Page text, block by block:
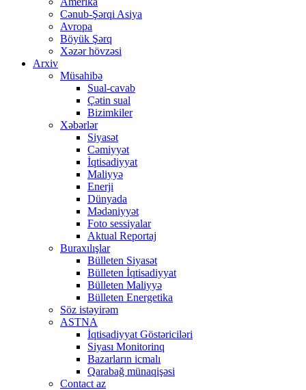
Cənub-Şərqi Asiya
Avropa
Böyük Şərq
Xəzər hövzəsi
Arxiv
Müsahibə
Sual-cavab
Çətin sual
Bizimkiler
Xəbərlər
Siyasət
Cəmiyyət
İqtisadiyyat
Maliyyə
Enerji
Dünyada
Mədəniyyət
Foto sessiyalar
Aktual Reportaj
Buraxılışlar
Bülleten Siyasət
Bülleten İqtisadiyyat
Bülleten Maliyyə
Bülleten Energetika
Söz istəyirəm
ASTNA
İqtisadiyyat Göstəriciləri
Siyası Monitorinq
Bazarların icmalı
Qarabağ münaqişəsi
Contact az